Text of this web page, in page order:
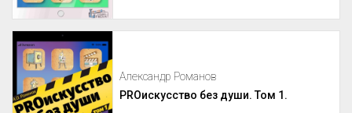
Александр Романов
PROискусство без души. Том 1.